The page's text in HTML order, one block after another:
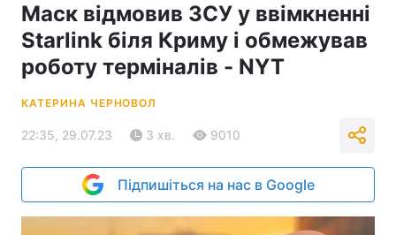
Маск відмовив ЗСУ у ввімкненні
Starlink біля Криму і обмежував
роботу терміналів - NYT
КАТЕРИНА ЧЕРНОВОЛ
22:35, 29.07.23 3 хв. 9010
Підпишіться на нас в Google